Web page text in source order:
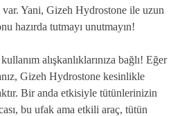
Yani, Gizeh Hydrostone ile uzun
hazırda tutmayı unutmayın!
alışkanlıklarınıza bağlı! Eğer
Gizeh Hydrostone kesinlikle
Bir anda etkisiyle tütünlerinizin
bu ufak ama etkili araç, tütün